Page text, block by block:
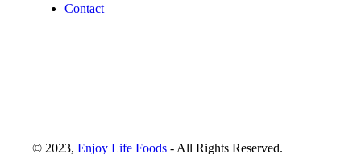
Contact
© 2023,Enjoy Life Foods - All Rights Reserved.